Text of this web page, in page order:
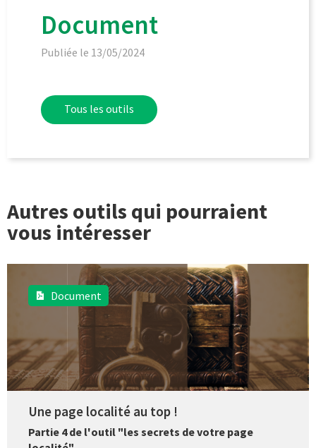
Document
Publiée le 13/05/2024
Tous les outils
Autres outils qui pourraient
vous intéresser
Document
Une page localité au top !
Partie 4 de l'outil "les secrets de votre page